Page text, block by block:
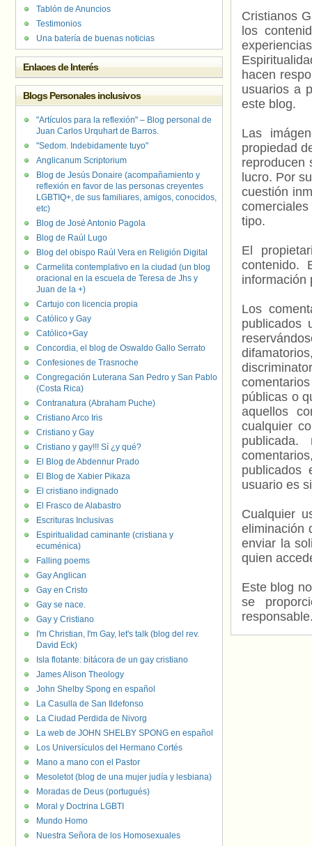
Cristianos
los
hacen
usuarios a
este blog.
Las
propiedad
reproducen
lucro. Por
cuestión
tipo.
El
contenido.
información
Los
publicados
públicas o
aquellos
cualquier
usuario es
Cualquier
eliminación
enviar la
quien
Este blog
se
Tablón de Anuncios
Testimonios
Una batería de buenas noticias
Enlaces de Interés
Blogs Personales inclusivos
"Artículos para la reflexión" – Blog personal de
Juan Carlos Urquhart de Barros.
"Sedom. Indebidamente tuyo"
Anglicanum Scriptorium
Blog de Jesús Donaire (acompañamiento y
reflexión en favor de las personas creyentes
LGBTIQ+, de sus familiares, amigos, conocidos,
etc)
Blog de José Antonio Pagola
Blog de Raúl Lugo
Blog del obispo Raúl Vera en Religión Digital
Carmelita contemplativo en la ciudad (un blog
oracional en la escuela de Teresa de Jhs y
Juan de la +)
Cartujo con licencia propia
Católico y Gay
Católico+Gay
Concordia, el blog de Oswaldo Gallo Serrato
Confesiones de Trasnoche
Congregación Luterana San Pedro y San Pablo
(Costa Rica)
Contranatura (Abraham Puche)
Cristiano Arco Iris
Cristiano y Gay
Cristiano y gay!!! Sí ¿y qué?
El Blog de Abdennur Prado
El Blog de Xabier Pikaza
El cristiano indignado
El Frasco de Alabastro
Escrituras Inclusivas
Espiritualidad caminante (cristiana y
ecuménica)
Falling poems
Gay Anglican
Gay en Cristo
Gay se nace.
Gay y Cristiano
I'm Christian, I'm Gay, let's talk (blog del rev.
David Eck)
Isla flotante: bitácora de un gay cristiano
James Alison Theology
John Shelby Spong en español
La Casulla de San Ildefonso
La Ciudad Perdida de Nivorg
La web de JOHN SHELBY SPONG en español
Los Universículos del Hermano Cortés
Mano a mano con el Pastor
Mesoletot (blog de una mujer judía y lesbiana)
Moradas de Deus (portugués)
Moral y Doctrina LGBTI
Mundo Homo
Nuestra Señora de los Homosexuales